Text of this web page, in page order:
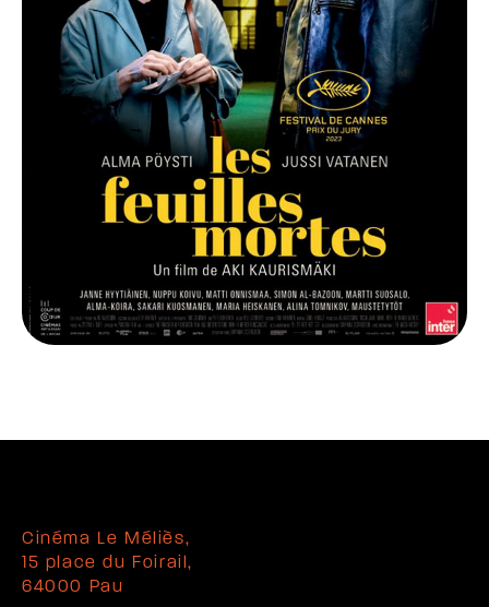
Cinéma Le Méliès,
15 place du Foirail,
64000 Pau